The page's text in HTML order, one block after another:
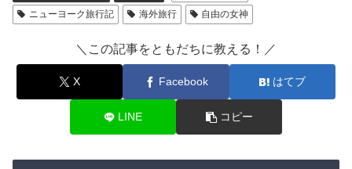
ニューヨーク旅行記
海外旅行 自由の女神
＼この記事をともだちに教える！／
X Facebook はてブ
LINE コピー